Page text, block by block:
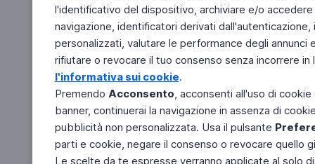
l'identificativo del dispositivo, archiviare e/o
navigazione, identificatori derivati
personalizzati, valutare le performance degli
rifiutare o revocare il tuo consenso senza incorrere
l'informativa sui cookie.
Premendo Acconsento, acconsenti all'uso di
banner, continuerai la navigazione in assenza di
pubblicità non personalizzata. Usa il pulsante
parti e cookie, negare il consenso o revocare quello
Le scelte da te espresse verranno applicate al solo